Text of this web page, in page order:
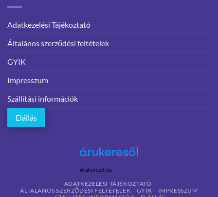
Adatkezelési Tájékoztató
Általános szerződési feltételek
GYIK
Impresszum
Szállítási információk
Elállás
Árukereső.hu
ADATKEZELÉSI TÁJÉKOZTATÓ
ÁLTALÁNOS SZERZŐDÉSI FELTÉTELEK
GYIK
IMPRESSZUM